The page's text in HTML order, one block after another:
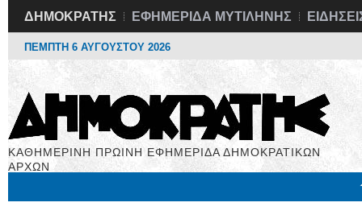
ΔΗΜΟΚΡΑΤΗΣ ΕΦΗΜΕΡΙΔΑ ΜΥΤΙΛΗΝΗΣ
ΠΕΜΠΤΗ 6 ΑΥΓΟΥΣΤΟΥ 2026
ΚΑΘΗΜΕΡΙΝΗ ΠΡΩΙΝΗ ΕΦΗΜΕΡΙΔΑ ΔΗΜΟΚΡΑΤΙΚΩΝ
ΑΡΧΩΝ